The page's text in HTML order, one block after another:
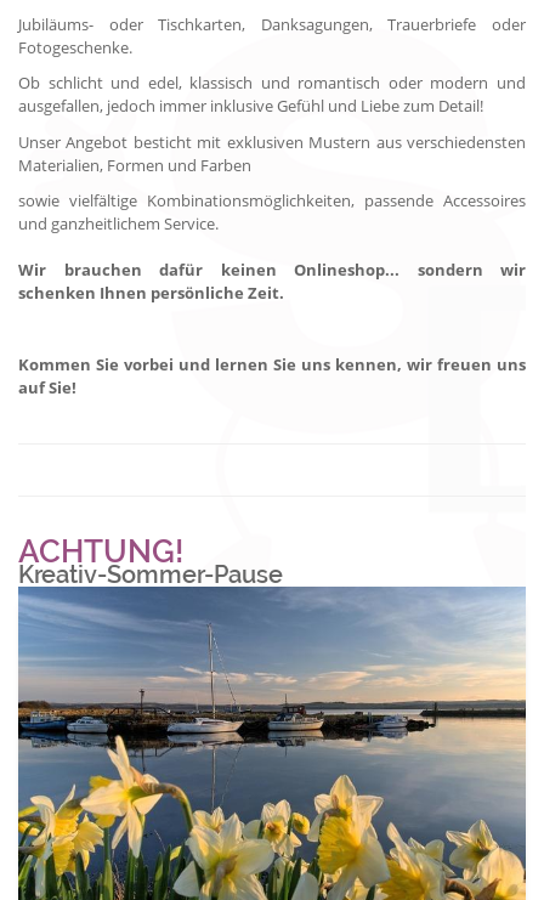
Jubiläums- oder Tischkarten, Danksagungen, Trauerbriefe oder
Fotogeschenke.
Ob schlicht und edel, klassisch und romantisch oder modern und
ausgefallen, jedoch immer inklusive Gefühl und Liebe zum Detail!
Unser Angebot besticht mit exklusiven Mustern aus verschiedensten
Materialien, Formen und Farben
sowie vielfältige Kombinationsmöglichkeiten, passende Accessoires
und ganzheitlichem Service.
Wir brauchen dafür keinen Onlineshop... sondern wir
schenken Ihnen persönliche Zeit.
Kommen Sie vorbei und lernen Sie uns kennen, wir freuen uns
auf Sie!
ACHTUNG!
Kreativ-Sommer-Pause